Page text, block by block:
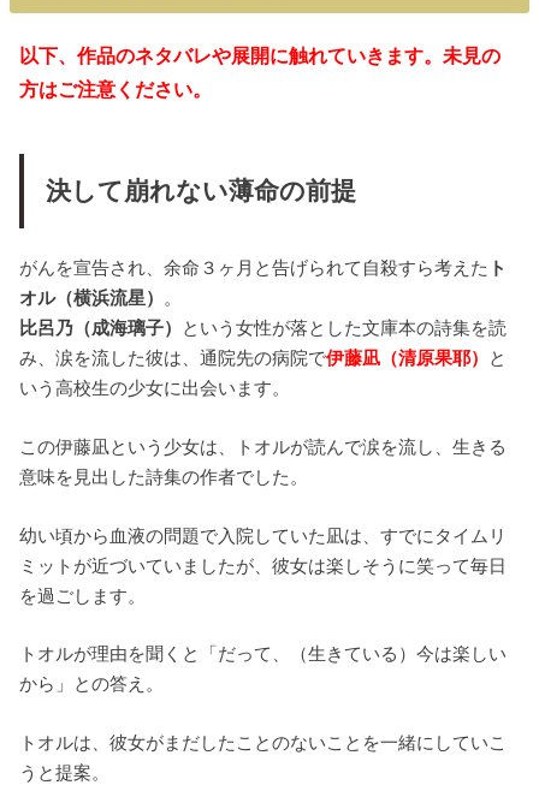
以下、作品のネタバレや展開に触れていきます。未見の
方はご注意ください。
決して崩れない薄命の前提
がんを宣告され、余命３ヶ月と告げられて自殺すら考えた ト
オル（横浜流星） 。
比呂乃（成海璃子） という女性が落とした文庫本の詩集を読
み、涙を流した彼は、通院先の病院で伊藤凪（清原果耶） と
いう高校生の少女に出会います。
この伊藤凪という少女は、トオルが読んで涙を流し、生きる
意味を見出した詩集の作者でした。
幼い頃から血液の問題で入院していた凪は、すでにタイムリ
ミットが近づいていましたが、彼女は楽しそうに笑って毎日
を過ごします。
トオルが理由を聞くと「だって、（生きている）今は楽しい
から」との答え。
トオルは、彼女がまだしたことのないことを一緒にしていこ
うと提案。